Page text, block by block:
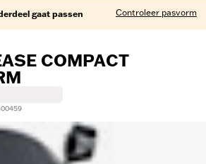
gaat passen Controleer pasvorm
COMPACT